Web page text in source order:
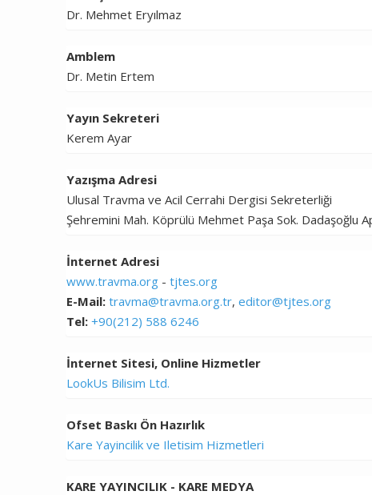
Dr. Mehmet Eryılmaz
Amblem
Dr. Metin Ertem
Yayın Sekreteri
Kerem Ayar
Yazışma Adresi
Ulusal Travma ve Acil Cerrahi Dergisi Sekreterliği
Şehremini Mah. Köprülü Mehmet Paşa Sok. Dadaşoğlu
İnternet Adresi
www.travma.org -tjtes.org
E-Mail: travma@travma.org.tr,editor@tjtes.org
Tel: +90(212) 588 6246
İnternet Sitesi, Online Hizmetler
LookUs Bilisim Ltd.
Ofset Baskı Ön Hazırlık
Kare Yayincilik ve Iletisim Hizmetleri
KARE YAYINCILIK - KARE MEDYA